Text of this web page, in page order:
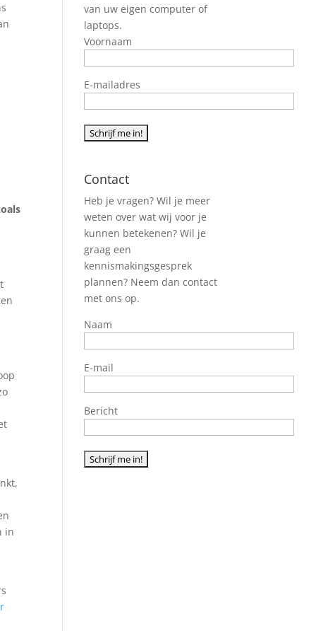
in
van uw eigen computer of
laptops.
Voornaam
E-mailadres
Contact
Heb je vragen? Wil je meer
weten over wat wij voor je
kunnen betekenen? Wil je
graag een
kennismakingsgesprek
plannen? Neem dan contact
met ons op.
Naam
E-mail
Bericht